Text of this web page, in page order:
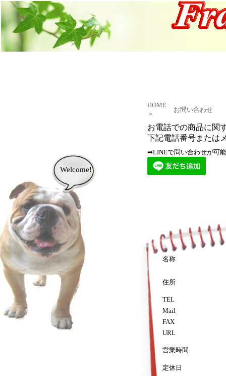
Welcome!
名称
住所
TEL
Mail
FAX
URL
営業時間
定休日
HOME
＞
お問い合わせ
お電話での商品に関
下記電話番号または
➡LINEで問い合わせが可